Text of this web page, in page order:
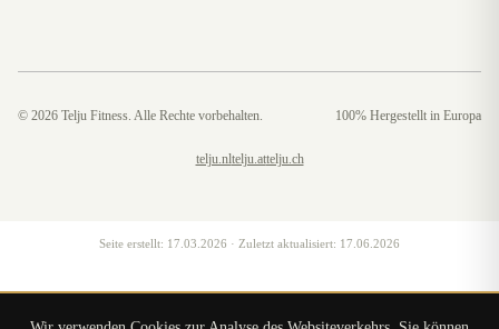
© 2026 Telju Fitness. Alle Rechte vorbehalten. 100% Hergestellt in Europa
telju.nltelju.attelju.ch
Seite erstellt: 17.03.2026 · Zuletzt aktualisiert: 17.06.2026